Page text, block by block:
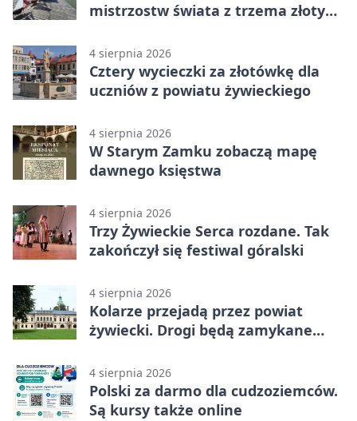
mistrzostw świata z trzema złotymi
4 sierpnia 2026
Cztery wycieczki za złotówkę dla
uczniów z powiatu żywieckiego
4 sierpnia 2026
W Starym Zamku zobaczą mapę
dawnego księstwa
4 sierpnia 2026
Trzy Żywieckie Serca rozdane. Tak
zakończył się festiwal góralski
4 sierpnia 2026
Kolarze przejadą przez powiat
żywiecki. Drogi będą zamykane
4 sierpnia 2026
Polski za darmo dla cudzoziemców.
Są kursy także online